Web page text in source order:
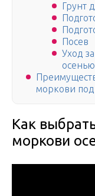
Грунт
Посев
Уход
осенью
моркови
Как
моркови